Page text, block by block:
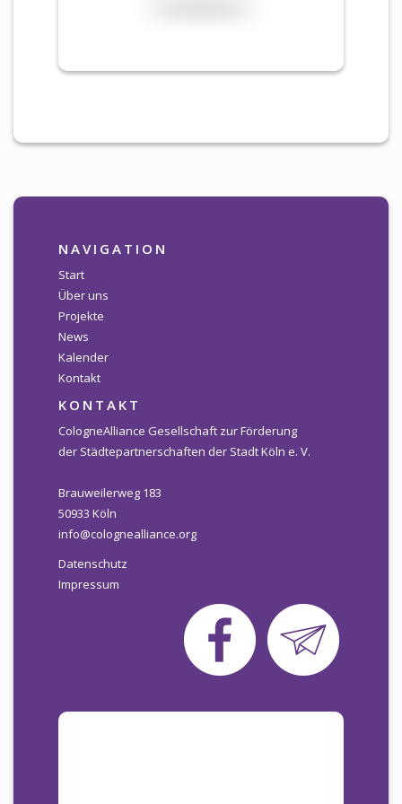
NAVIGATION
Start
Über uns
Projekte
News
Kalender
Kontakt
KONTAKT
CologneAlliance Gesellschaft zur Förderung
der Städtepartnerschaften der Stadt Köln e. V.
Brauweilerweg 183
50933 Köln
info@colognealliance.org
Datenschutz
Impressum